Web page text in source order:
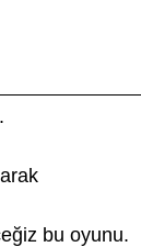
bu oyunu.